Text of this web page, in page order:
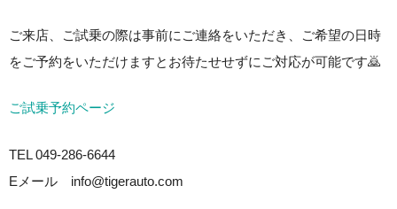
ご来店、ご試乗の際は事前にご連絡をいただき、ご希望の日時
をご予約をいただけますとお待たせせずにご対応が可能です🙇
ご試乗予約ページ
TEL 049-286-6644
Eメール info@tigerauto.com